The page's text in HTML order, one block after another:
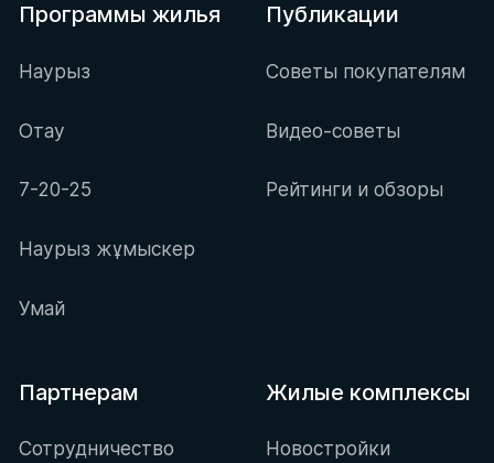
Программы жилья
Наурыз
Отау
7-20-25
Наурыз жұмыскер
Умай
Публикации
Советы покупателям
Видео-советы
Рейтинги и обзоры
Партнерам
Сотрудничество
Жилые комплексы
Новостройки